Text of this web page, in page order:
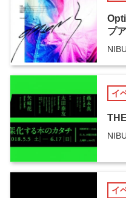
プ
イ
イ